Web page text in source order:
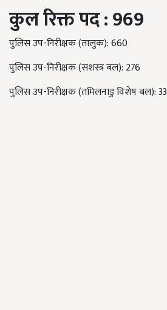
कुल रिक्त पद :969
पुलिस उप-निरीक्षक (तालुक): 660
पुलिस उप-निरीक्षक (सशस्त्र बल): 276
पुलिस उप-निरीक्षक (तमिलनाडु विशेष बल): 33